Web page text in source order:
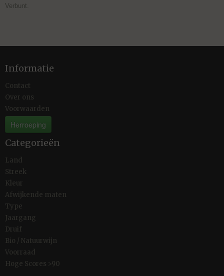
Verbunt.
Informatie
Contact
Over ons
Voorwaarden
Herroeping
Categorieën
Land
Streek
Kleur
Afwijkende maten
Type
Jaargang
Druif
Bio / Natuurwijn
Voorraad
Hoge Scores >90